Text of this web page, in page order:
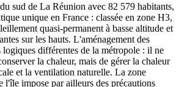
sud de La Réunion avec 82 579 habitants,
unique en France : classée en zone H3,
quasi-permanent à basse altitude et
sur les hauts. L'aménagement des
logiques différentes de la métropole : il ne
la chaleur, mais de gérer la chaleur
et la ventilation naturelle. La zone
l'île impose par ailleurs des précautions